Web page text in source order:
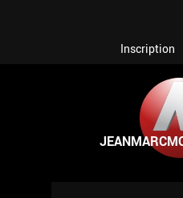
Inscription